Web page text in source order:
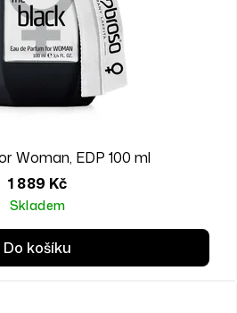
Woman, EDP 100 ml
1 889 Kč
Skladem
Do košíku